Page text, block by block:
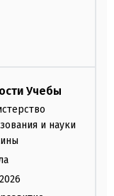
Учебы
и науки